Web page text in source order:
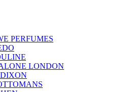
PERFUMES
LONDON